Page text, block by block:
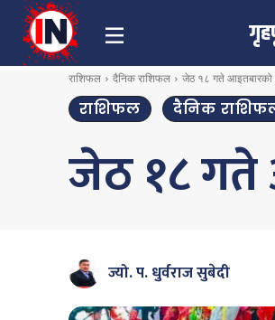
राशिफल दैनिक राशिफल जेठ १८ गते आइतबारको
राशिफल दैनिक
जेठ १८ गते
ज्यो. प. धुर्वराज सुबेदी